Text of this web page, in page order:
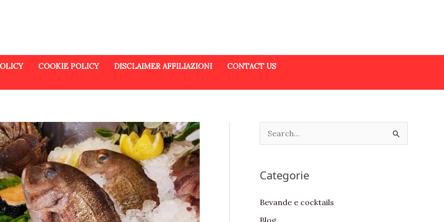
COOKIE POLICY DISCLAIMER AFFILIAZIONI
CONTACT US
e
r
Categorie
Bevande e cocktails
Blog